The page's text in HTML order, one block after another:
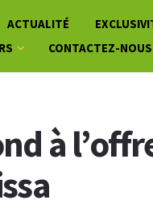
ACTUALITÉ
CONTACTEZ-NOUS
à